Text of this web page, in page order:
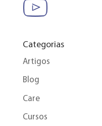
Categorias
Artigos
Blog
Care
Cursos